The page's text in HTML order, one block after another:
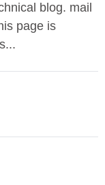
blog. mail
page is